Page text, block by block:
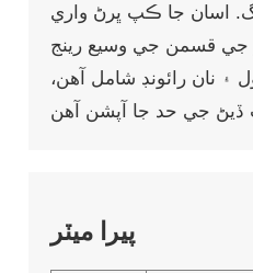
اسان جا ڪپ ڀرڻ واري
جي قسمن جي وسيع رينج
۽ نان رائونڊ شامل آهن،
پيرا ميٽر